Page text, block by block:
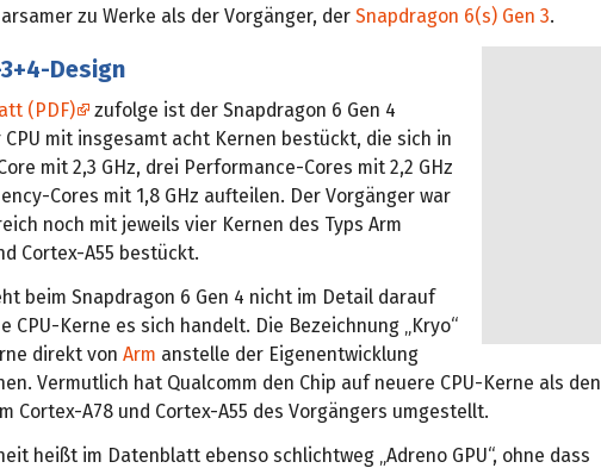
zu Werke als der Vorgänger, der Snapdragon 6(s) Gen 3.
Design
(PDF)
zufolge ist der Snapdragon 6 Gen 4
mit insgesamt acht Kernen bestückt, die sich in
mit 2,3 GHz, drei Performance-Cores mit 2,2 GHz
Cores mit 1,8 GHz aufteilen. Der Vorgänger war
noch mit jeweils vier Kernen des Typs Arm
Cortex-A55 bestückt.
beim Snapdragon 6 Gen 4 nicht im Detail darauf
CPU-Kerne es sich handelt. Die Bezeichnung „Kryo“
direkt von Arm anstelle der Eigenentwicklung
Vermutlich hat Qualcomm den Chip auf neuere CPU-Kerne als den
Cortex-A78 und Cortex-A55 des Vorgängers umgestellt.
heißt im Datenblatt ebenso schlichtweg „Adreno GPU“, ohne dass